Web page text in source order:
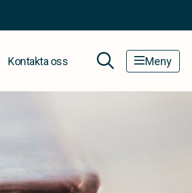
Kontakta oss Meny